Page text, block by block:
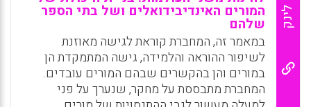
שבאמצעותה מורים מעולים יוכלו לקבל תוספות
שכר כמו גם תפקידים חדשים בבתי ספר.
WhatsApp
Facebook
Email
X
לינק המורים האינדיבידואלים ושל בתי הספר
שלהם
במאמר זה, המחברת קוראת לגישה מאוזנת
לשיפור ההוראה והלמידה, גישה המתמקדת הן
במורים והן בהקשרים שבהם המורים עובדים.
המחברת מתבססת על מחקר, שנערך על פני